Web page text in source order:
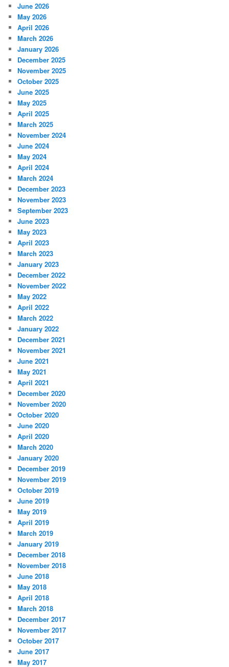
June 2026
May 2026
April 2026
March 2026
January 2026
December 2025
November 2025
October 2025
June 2025
May 2025
April 2025
March 2025
November 2024
June 2024
May 2024
April 2024
March 2024
December 2023
November 2023
September 2023
June 2023
May 2023
April 2023
March 2023
January 2023
December 2022
November 2022
May 2022
April 2022
March 2022
January 2022
December 2021
November 2021
June 2021
May 2021
April 2021
December 2020
November 2020
October 2020
June 2020
April 2020
March 2020
January 2020
December 2019
November 2019
October 2019
June 2019
May 2019
April 2019
March 2019
January 2019
December 2018
November 2018
June 2018
May 2018
April 2018
March 2018
December 2017
November 2017
October 2017
June 2017
May 2017